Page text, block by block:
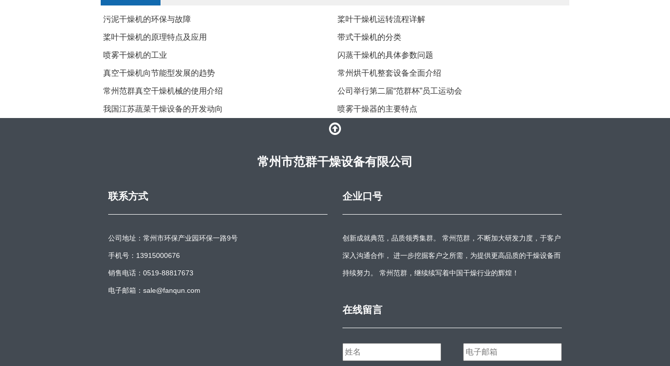
污泥干燥机的环保与故障 桨叶干燥机运转流程详解
桨叶干燥机的原理特点及应用 带式干燥机的分类
喷雾干燥机的工业 闪蒸干燥机的具体参数问题
真空干燥机向节能型发展的趋势 常州烘干机整套设备全面介绍
常州范群真空干燥机械的使用介绍 公司举行第二届“范群杯”员工运动会
我国江苏蔬菜干燥设备的开发动向 ​喷雾干燥器的主要特点
常州市范群干燥设备有限公司
联系方式
公司地址：常州市环保产业园环保一路9号
手机号：13915000676
销售电话：0519-88817673
电子邮箱：sale@fanqun.com
企业口号
创新成就典范，品质领秀集群。 常州范群，不断加大研发力度，于客户
深入沟通合作， 进一步挖掘客户之所需，为提供更高品质的干燥设备而
持续努力。 常州范群，继续续写着中国干燥行业的辉煌！
在线留言